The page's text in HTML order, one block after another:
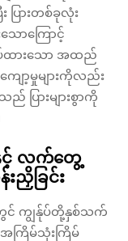
ပြားတစ်ခုလုံး
ောကြောင့်
ပ်ထားသော အထည်
ော့မှုများကိုလည်း
ပြားများစွာကို
င့် လက်တွေ့
ညှိခြင်း
းတွင် ကျွန်ုပ်တို့နှစ်သက်
ကြိမ်သုံးကြိမ်